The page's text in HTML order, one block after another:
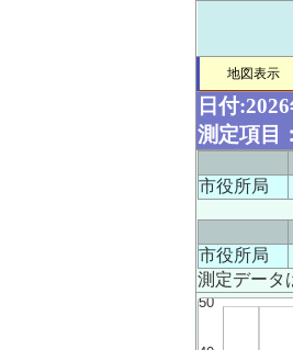
地図表示
日付
測定項目
市役所局
市役所局
測定データ